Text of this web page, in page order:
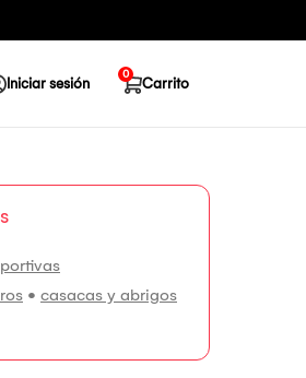
Iniciar sesión Carrito
0
• casacas y abrigos